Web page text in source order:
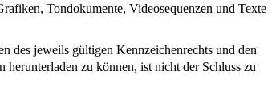
Tondokumente, Videosequenzen und Texte
des jeweils gültigen Kennzeichenrechts und den
zu können, ist nicht der Schluss zu